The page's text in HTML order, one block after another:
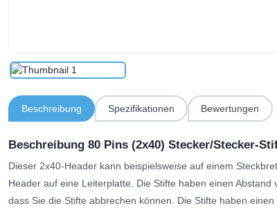
Beschreibung Spezifikationen Bewertungen
Beschreibung 80 Pins (2x40) Stecker/Stecker-
Dieser 2x40-Header kann beispielsweise auf einem
Header auf eine Leiterplatte. Die Stifte haben einen
dass Sie die Stifte abbrechen können. Die Stifte haben einen